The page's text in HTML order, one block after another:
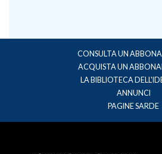
CONSULTA UN
ACQUISTA UN
LA BIBLIOTECA
ANNUNCI
PAGINE SARDE